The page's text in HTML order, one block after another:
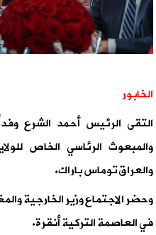
الخابور
التقى الرئيس أحمد الشرع
والمبعوث الرئاسي الخاص
والعراق توماس باراك.
وحضر الاجتماع وزير الخارجية
في العاصمة التركية أنقرة.